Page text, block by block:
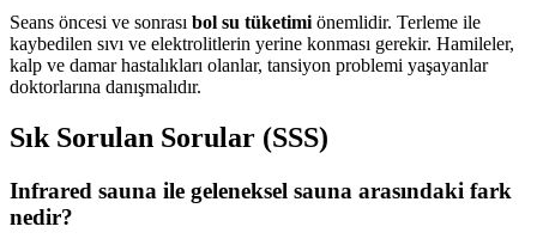
Seans öncesi ve sonrası bol su tüketimi önemlidir. Terleme ile
kaybedilen sıvı ve elektrolitlerin yerine konması gerekir. Hamileler,
kalp ve damar hastalıkları olanlar, tansiyon problemi yaşayanlar
doktorlarına danışmalıdır.
Sık Sorulan Sorular (SSS)
Infrared sauna ile geleneksel sauna arasındaki fark
nedir?